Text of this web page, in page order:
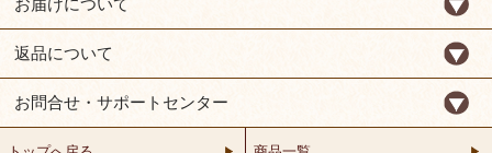
お届けについて
返品について
お問合せ・サポートセンター